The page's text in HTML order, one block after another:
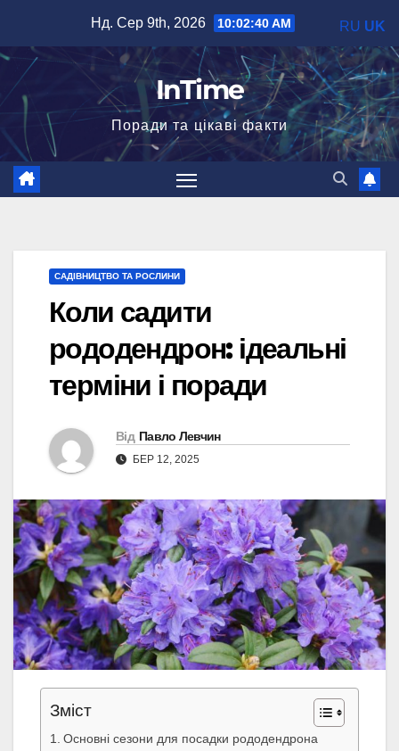
вмісту
Нд. Сер 9th, 2026 10:02:42 AM
InTime
Поради та цікаві факти
САДІВНИЦТВО ТА РОСЛИНИ
Коли садити
рододендрон: ідеальні
терміни і поради
Від Павло Левчин
БЕР 12, 2025
Зміст
Основні сезони для посадки рододендрона
RU UK